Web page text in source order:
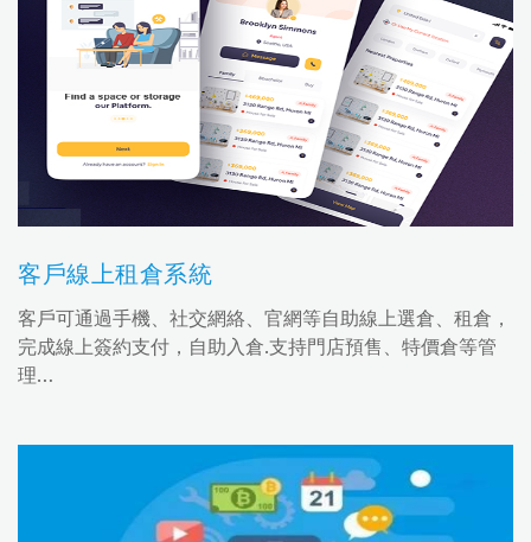
客戶線上租倉系統
客戶可通過手機、社交網絡、官網等自助線上選倉、租倉，
完成線上簽約支付，自助入倉.支持門店預售、特價倉等管
理…